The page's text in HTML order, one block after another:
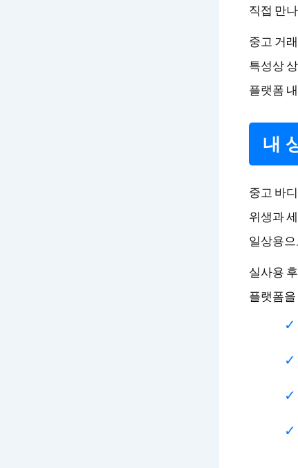
직접 만
중고 거
특성상
플랫폼
내
중고 바
위생과
일상용
실사용
플랫폼